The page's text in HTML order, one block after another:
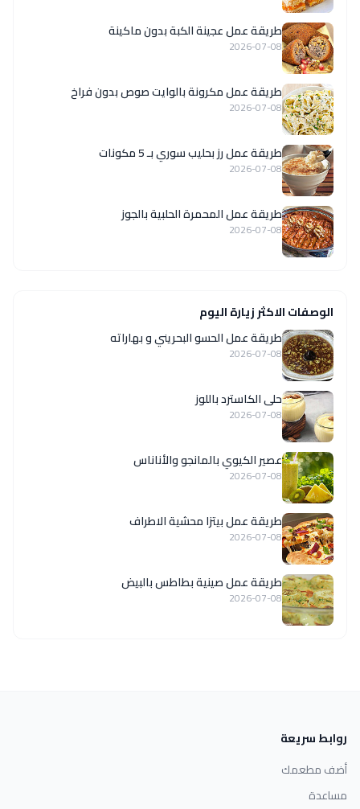
طريقة عمل عجينة الكبة بدون ماكينة
2026-07-08
طريقة عمل مكرونة بالوايت صوص بدون فراخ
2026-07-08
طريقة عمل رز بحليب سوري بـ 5 مكونات
2026-07-08
طريقة عمل المحمرة الحلبية بالجوز
2026-07-08
الوصفات الاكثر زيارة اليوم
طريقة عمل الحسو البحريني و بهاراته
2026-07-08
حلى الكاسترد باللوز
2026-07-08
عصير الكيوي بالمانجو والأناناس
2026-07-08
طريقة عمل بيتزا محشية الاطراف
2026-07-08
طريقة عمل صينية بطاطس بالبيض
2026-07-08
روابط سريعة
أضف مطعمك
مساعدة